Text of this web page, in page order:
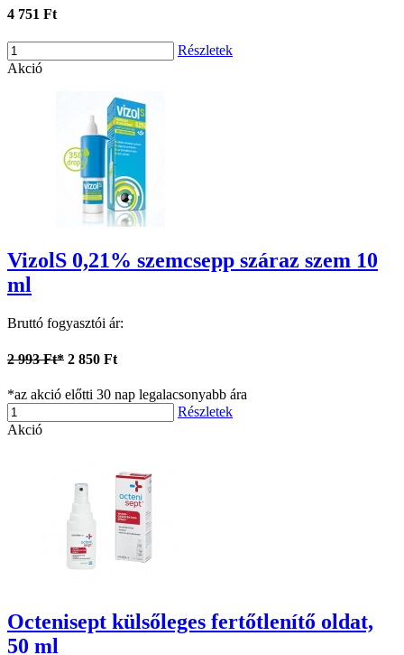
4 751 Ft
Részletek
Akció
VizolS 0,21% szemcsepp száraz szem 10
ml
Bruttó fogyasztói ár:
2 993 Ft* 2 850 Ft
*az akció előtti 30 nap legalacsonyabb ára
Részletek
Akció
Octenisept külsőleges fertőtlenítő oldat,
50 ml